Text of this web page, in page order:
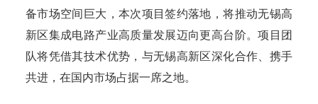
备市场空间巨大，本次项目签约落地，将推动无锡高
新区集成电路产业高质量发展迈向更高台阶。项目团
队将凭借其技术优势，与无锡高新区深化合作、携手
共进，在国内市场占据一席之地。